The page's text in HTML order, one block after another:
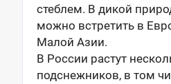
стеблем. В дикой
можно встретить в
Малой Азии.
В России растут
подснежников, в том